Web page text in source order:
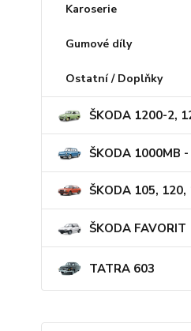
Karoserie
Gumové díly
Ostatní / Doplňky
ŠKODA 1200-2,
ŠKODA 1000MB
ŠKODA 105, 120,
ŠKODA FAVORIT
TATRA 603